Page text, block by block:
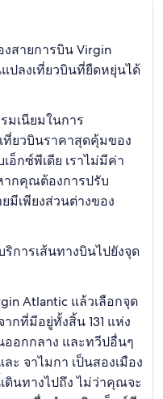
สายการบิน Virgin
ปลงเที่ยวบินที่ยืดหยุ่นได้
เนียมในการ
ยวบินราคาสุดคุ้มของ
อ็กซ์พีเดีย เราไม่มีค่า
ากคุณต้องการปรับ
มีเพียงส่วนต่างของ
การเส้นทางบินไปยังจุด
Atlantic แล้วเลือกจุด
กที่มีอยู่ทั้งสิ้น 131 แห่ง
ออกกลาง และทวีปอื่นๆ
ะ จาไมกา เป็นสองเมือง
ดินทางไปถึง ไม่ว่าคุณจะ